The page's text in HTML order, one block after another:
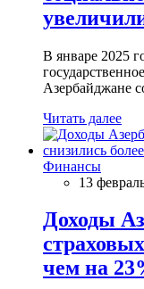
В январе 2025
Азербайджане
Читать далее
Финансы
13
Доходы
чем на